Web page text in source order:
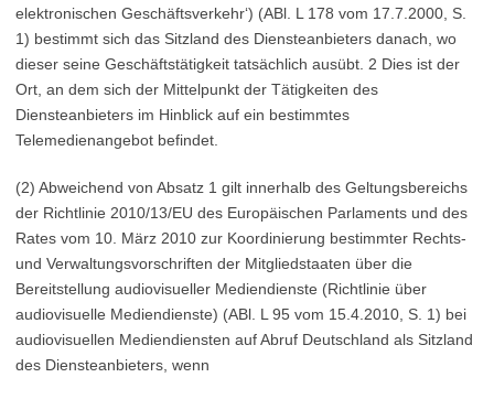
elektronischen Geschäftsverkehr‘) (ABl. L 178 vom 17.7.2000, S.
1) bestimmt sich das Sitzland des Diensteanbieters danach, wo
dieser seine Geschäftstätigkeit tatsächlich ausübt. 2 Dies ist der
Ort, an dem sich der Mittelpunkt der Tätigkeiten des
Diensteanbieters im Hinblick auf ein bestimmtes
Telemedienangebot befindet.
(2) Abweichend von Absatz 1 gilt innerhalb des Geltungsbereichs
der Richtlinie 2010/13/EU des Europäischen Parlaments und des
Rates vom 10. März 2010 zur Koordinierung bestimmter Rechts-
und Verwaltungsvorschriften der Mitgliedstaaten über die
Bereitstellung audiovisueller Mediendienste (Richtlinie über
audiovisuelle Mediendienste) (ABl. L 95 vom 15.4.2010, S. 1) bei
audiovisuellen Mediendiensten auf Abruf Deutschland als Sitzland
des Diensteanbieters, wenn